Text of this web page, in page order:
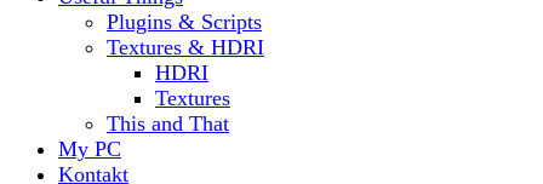
Plugins & Scripts
Textures & HDRI
HDRI
Textures
This and That
My PC
Kontakt